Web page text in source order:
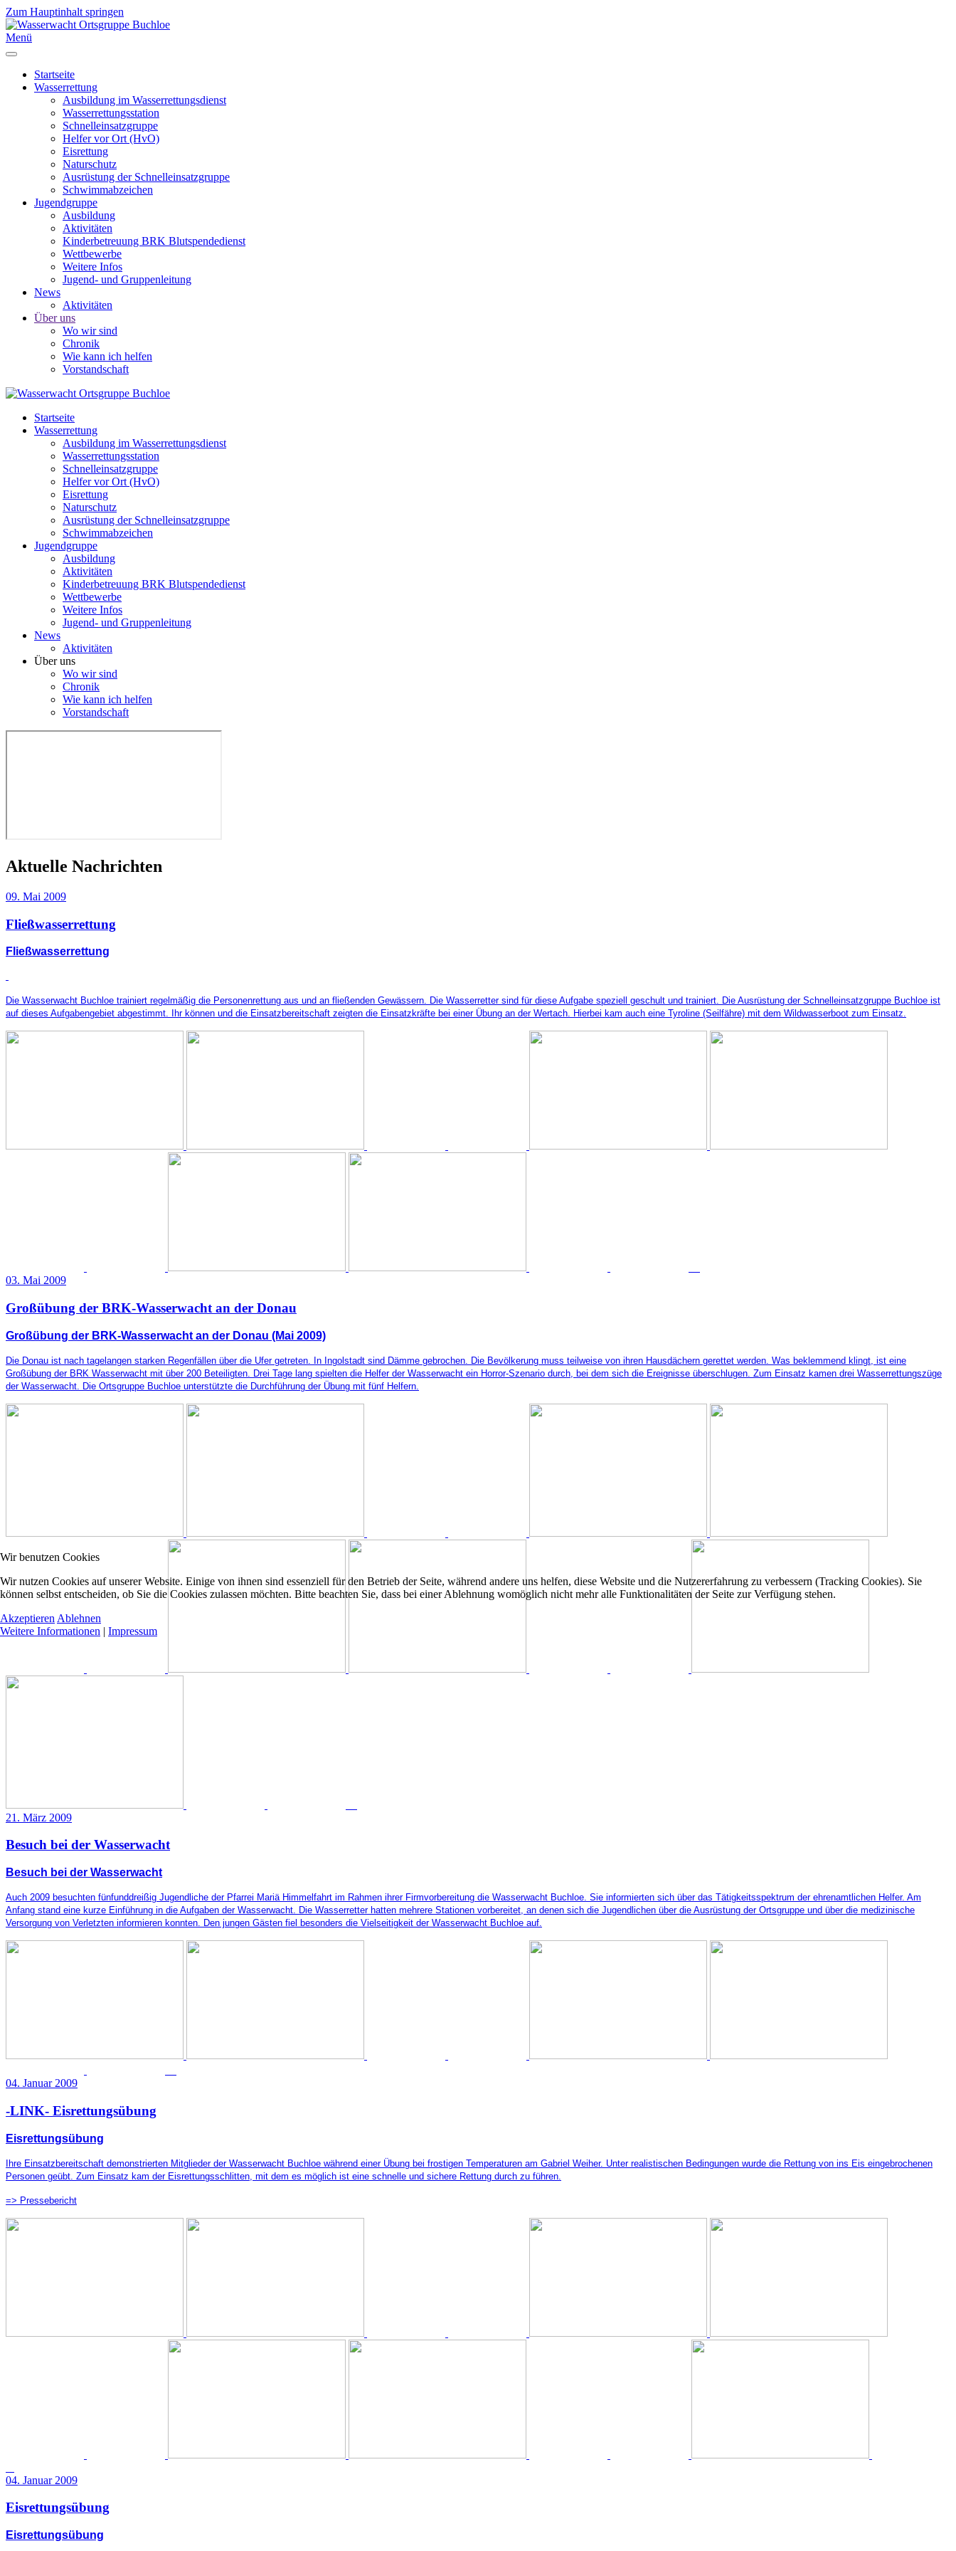
Zum Hauptinhalt springen
Menü
Startseite
Wasserrettung
Ausbildung im Wasserrettungsdienst
Wasserrettungsstation
Schnelleinsatzgruppe
Helfer vor Ort (HvO)
Eisrettung
Naturschutz
Ausrüstung der Schnelleinsatzgruppe
Schwimmabzeichen
Jugendgruppe
Ausbildung
Aktivitäten
Kinderbetreuung BRK Blutspendedienst
Wettbewerbe
Weitere Infos
Jugend- und Gruppenleitung
News
Aktivitäten
Über uns
Wo wir sind
Chronik
Wie kann ich helfen
Vorstandschaft
Startseite
Wasserrettung
Ausbildung im Wasserrettungsdienst
Wasserrettungsstation
Schnelleinsatzgruppe
Helfer vor Ort (HvO)
Eisrettung
Naturschutz
Ausrüstung der Schnelleinsatzgruppe
Schwimmabzeichen
Jugendgruppe
Ausbildung
Aktivitäten
Kinderbetreuung BRK Blutspendedienst
Wettbewerbe
Weitere Infos
Jugend- und Gruppenleitung
News
Aktivitäten
Über uns
Wo wir sind
Chronik
Wie kann ich helfen
Vorstandschaft
Aktuelle Nachrichten
09. Mai 2009
Fließwasserrettung
Fließwasserrettung
Die Wasserwacht Buchloe trainiert regelmäßig die Personenrettung aus und an fließenden Gewässern. Die Wasserretter sind für diese Aufgabe speziell geschult und trainiert. Die Ausrüstung der Schnelleinsatzgruppe Buchloe ist
auf dieses Aufgabengebiet abgestimmt. Ihr können und die Einsatzbereitschaft zeigten die Einsatzkräfte bei einer Übung an der Wertach. Hierbei kam auch eine Tyroline (Seilfähre) mit dem Wildwasserboot zum Einsatz.
03. Mai 2009
Großübung der BRK-Wasserwacht an der Donau
Großübung der BRK-Wasserwacht an der Donau (Mai 2009)
Die Donau ist nach tagelangen starken Regenfällen über die Ufer getreten. In Ingolstadt sind Dämme gebrochen. Die Bevölkerung muss teilweise von ihren Hausdächern gerettet werden. Was beklemmend klingt, ist eine
Großübung der BRK Wasserwacht mit über 200 Beteiligten. Drei Tage lang spielten die Helfer der Wasserwacht ein Horror-Szenario durch, bei dem sich die Ereignisse überschlugen. Zum Einsatz kamen drei Wasserrettungszüge
der Wasserwacht. Die Ortsgruppe Buchloe unterstützte die Durchführung der Übung mit fünf Helfern.
21. März 2009
Besuch bei der Wasserwacht
Besuch bei der Wasserwacht
Auch 2009 besuchten fünfunddreißig Jugendliche der Pfarrei Mariä Himmelfahrt im Rahmen ihrer Firmvorbereitung die Wasserwacht Buchloe. Sie informierten sich über das Tätigkeitsspektrum der ehrenamtlichen Helfer. Am
Anfang stand eine kurze Einführung in die Aufgaben der Wasserwacht. Die Wasserretter hatten mehrere Stationen vorbereitet, an denen sich die Jugendlichen über die Ausrüstung der Ortsgruppe und über die medizinische
Versorgung von Verletzten informieren konnten. Den jungen Gästen fiel besonders die Vielseitigkeit der Wasserwacht Buchloe auf.
04. Januar 2009
-LINK- Eisrettungsübung
Eisrettungsübung
Ihre Einsatzbereitschaft demonstrierten Mitglieder der Wasserwacht Buchloe während einer Übung bei frostigen Temperaturen am Gabriel Weiher. Unter realistischen Bedingungen wurde die Rettung von ins Eis eingebrochenen
Personen geübt. Zum Einsatz kam der Eisrettungsschlitten, mit dem es möglich ist eine schnelle und sichere Rettung durch zu führen.
=> Pressebericht
04. Januar 2009
Eisrettungsübung
Eisrettungsübung
Wir benutzen Cookies
Wir nutzen Cookies auf unserer Website. Einige von ihnen sind essenziell für den Betrieb der Seite, während andere uns helfen, diese Website und die Nutzererfahrung zu verbessern (Tracking Cookies). Sie
können selbst entscheiden, ob Sie die Cookies zulassen möchten. Bitte beachten Sie, dass bei einer Ablehnung womöglich nicht mehr alle Funktionalitäten der Seite zur Verfügung stehen.
Akzeptieren Ablehnen
Weitere Informationen | Impressum